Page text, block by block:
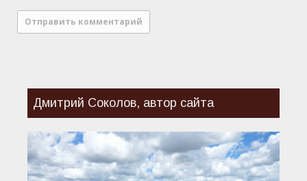
Дмитрий Соколов, автор сайта